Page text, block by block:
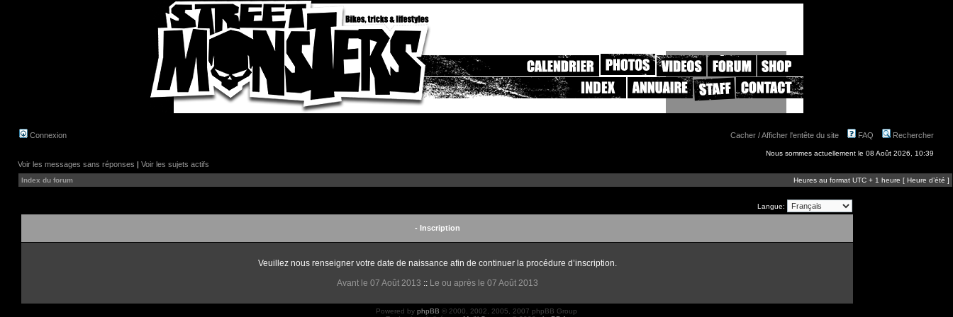
Connexion Cacher / Afficher l'entête du site FAQ Rechercher
Nous sommes actuellement le 08 Août 2026, 10:39
Voir les messages sans réponses | Voir les sujets actifs
Index du forum Heures au format UTC + 1 heure [ Heure d’été ]
Langue:
- Inscription
Veuillez nous renseigner votre date de naissance afin de continuer la procédure d’inscription.
Avant le 07 Août 2013 :: Le ou après le 07 Août 2013
Powered by phpBB © 2000, 2002, 2005, 2007 phpBB Group